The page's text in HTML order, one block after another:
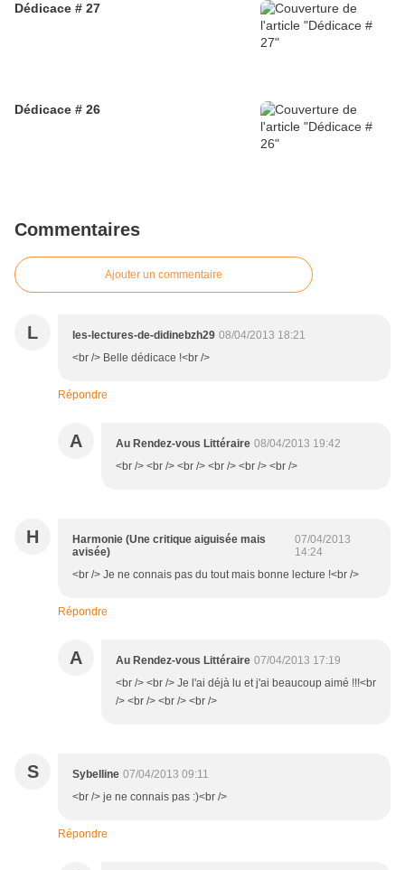
Dédicace # 27
Dédicace # 26
Commentaires
Ajouter un commentaire
L les-lectures-de-didinebzh29 08/04/2013 18:21
<br /> Belle dédicace !<br />
Répondre
A Au Rendez-vous Littéraire 08/04/2013 19:42
<br /> <br /> <br /> <br /> <br /> <br />
H
Harmonie (Une critique aiguisée mais
avisée)
07/04/2013
14:24
<br /> Je ne connais pas du tout mais bonne lecture !<br />
Répondre
A Au Rendez-vous Littéraire 07/04/2013 17:19
<br /> <br /> Je l'ai déjà lu et j'ai beaucoup aimé !!!<br
/> <br /> <br /> <br />
S Sybelline 07/04/2013 09:11
<br /> je ne connais pas :)<br />
Répondre